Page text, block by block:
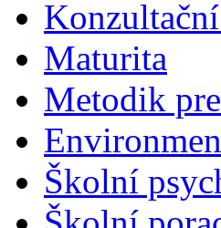
Maturita
Metodik
Školní